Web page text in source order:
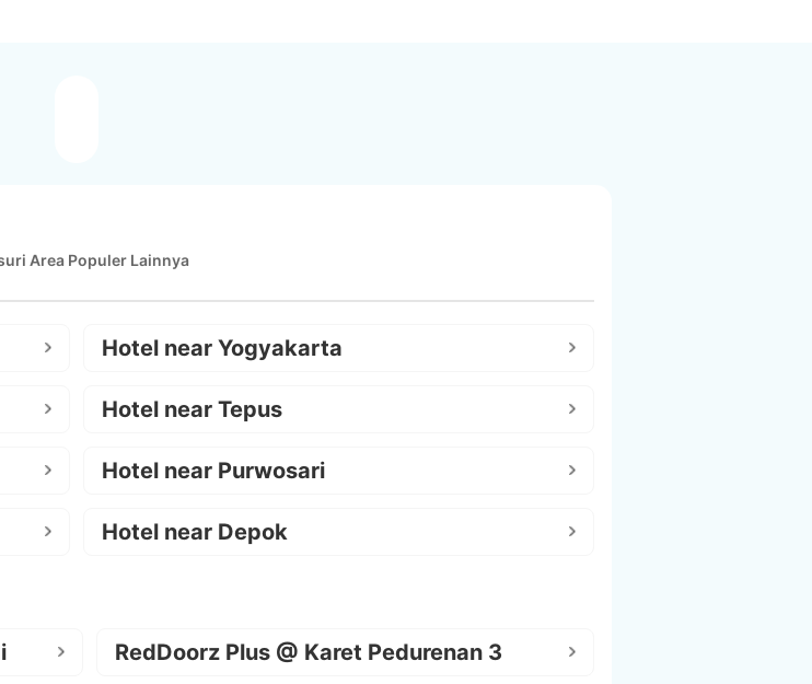
Area Populer Lainnya
Hotel near Yogyakarta
Hotel near Tepus
Hotel near Purwosari
Hotel near Depok
RedDoorz Plus @ Karet Pedurenan 3